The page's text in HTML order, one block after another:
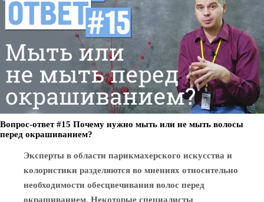
Вопрос-ответ #15 Почему нужно мыть или не мыть волосы
перед окрашиванием?
Эксперты в области парикмахерского искусства и
колористики разделяются во мнениях относительно
необходимости обесцвечивания волос перед
окрашиванием. Некоторые специалисты